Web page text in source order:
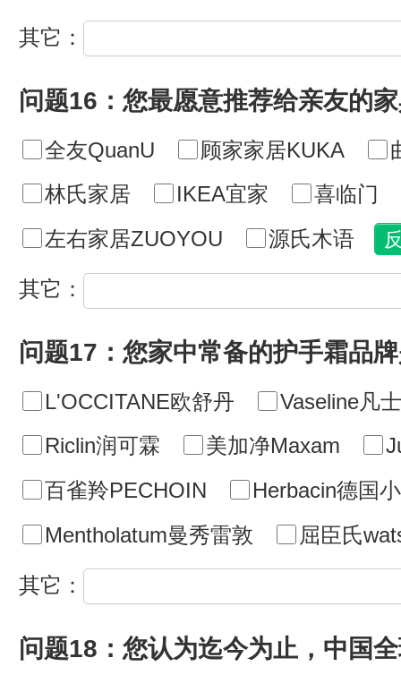
其它：
问题16：您最愿意推荐给亲友的
全友QuanU 顾家家居KUKA
林氏家居
IKEA宜家
喜临门
左右家居ZUOYOU
源氏木语
其它：
问题17：您家中常备的护手霜品
L'OCCITANE欧舒丹
Vaseline凡
Riclin润可霖
美加净Maxam
百雀羚PECHOIN
Herbacin德国
Mentholatum曼秀雷敦
屈臣氏
其它：
问题18：您认为迄今为止，中国